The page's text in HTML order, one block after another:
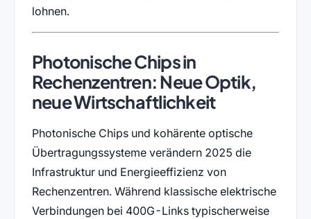
lohnen.
Photonische Chips in
Rechenzentren: Neue Optik,
neue Wirtschaftlichkeit
Photonische Chips und kohärente optische
Übertragungssysteme verändern 2025 die
Infrastruktur und Energieeffizienz von
Rechenzentren. Während klassische elektrische
Verbindungen bei 400G-Links typischerweise